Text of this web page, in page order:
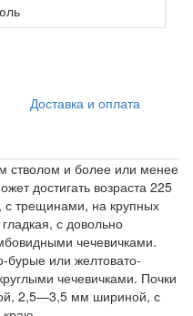
Доставка и оплата
стволом и более или менее
достигать возраста 225
с трещинами, на крупных
с довольно
чечевичками.
бурые или желтовато-
чечевичками. Почки
2,5—3,5 мм шириной, с